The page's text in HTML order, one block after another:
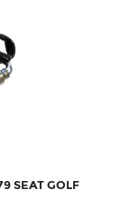
SEAT GOLF